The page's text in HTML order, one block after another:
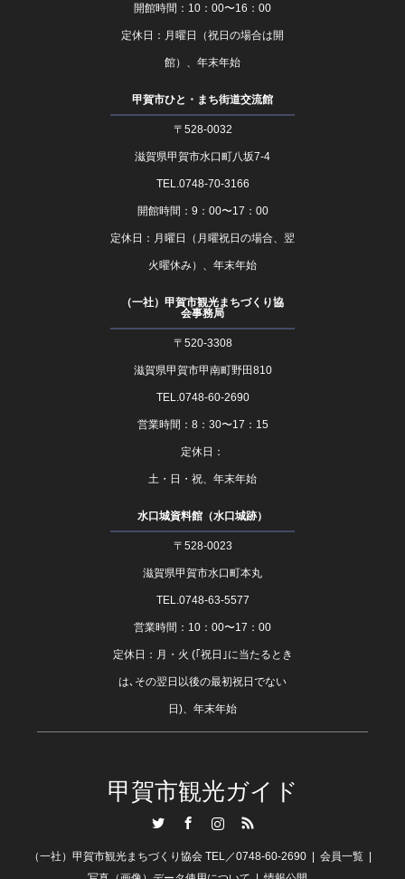
開館時間：10：00〜16：00
定休日：月曜日（祝日の場合は開
館）、年末年始
甲賀市ひと・まち街道交流館
〒528-0032
滋賀県甲賀市水口町八坂7-4
TEL.0748-70-3166
開館時間：9：00〜17：00
定休日：月曜日（月曜祝日の場合、翌
火曜休み）、年末年始
（一社）甲賀市観光まちづくり協
会事務局
〒520-3308
滋賀県甲賀市甲南町野田810
TEL.0748-60-2690
営業時間：8：30〜17：15
定休日：
土・日・祝、年末年始
水口城資料館（水口城跡）
〒528-0023
滋賀県甲賀市水口町本丸
TEL.0748-63-5577
営業時間：10：00〜17：00
定休日：月・火 (｢祝日｣に当たるとき
は､その翌日以後の最初祝日でない
日)、年末年始
甲賀市観光ガイド
RSS
（一社）甲賀市観光まちづくり協会 TEL／0748-60-2690
会員一覧